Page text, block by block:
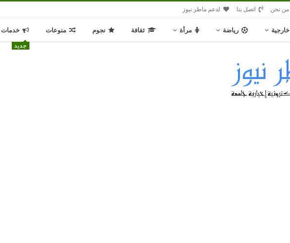
من نحن اتصل بنا لدعم ماطر نيوز
خارجية رياضة مرأة ثقافة نجوم منوعات خدمات
جديد